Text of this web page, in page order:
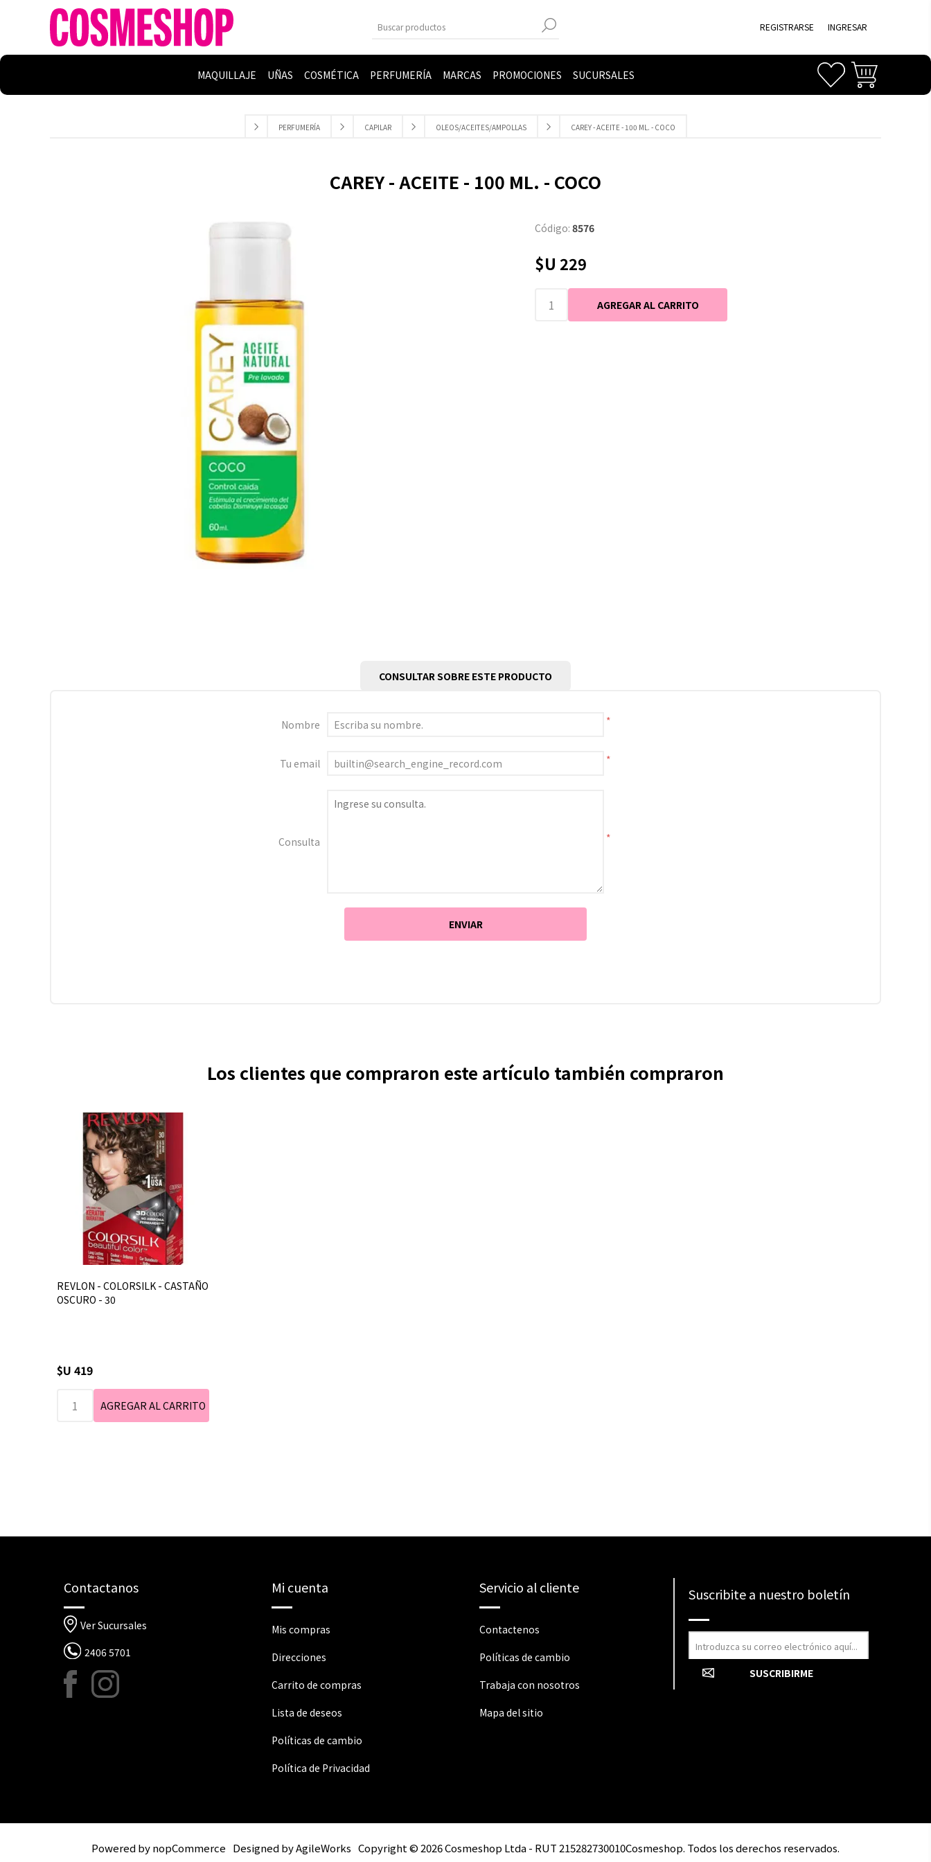
REGISTRARSE INGRESAR
MAQUILLAJE UÑAS COSMÉTICA PERFUMERÍA MARCAS PROMOCIONES SUCURSALES
PERFUMERÍA CAPILAR OLEOS/ACEITES/AMPOLLAS CAREY - ACEITE - 100 ML. - COCO
CAREY - ACEITE - 100 ML. - COCO
Código: 8576
$U 229
CONSULTAR SOBRE ESTE PRODUCTO
Nombre *
Tu email *
Consulta *
Los clientes que compraron este artículo también compraron
REVLON - COLORSILK - CASTAÑO
OSCURO - 30
$U 419
Contactanos
Ver Sucursales
2406 5701
Mi cuenta
Mis compras
Direcciones
Carrito de compras
Lista de deseos
Políticas de cambio
Política de Privacidad
Servicio al cliente
Contactenos
Políticas de cambio
Trabaja con nosotros
Mapa del sitio
Suscribite a nuestro boletín
Powered bynopCommerce Designed byAgileWorks Copyright © 2026 Cosmeshop Ltda - RUT 215282730010Cosmeshop. Todos los derechos reservados.